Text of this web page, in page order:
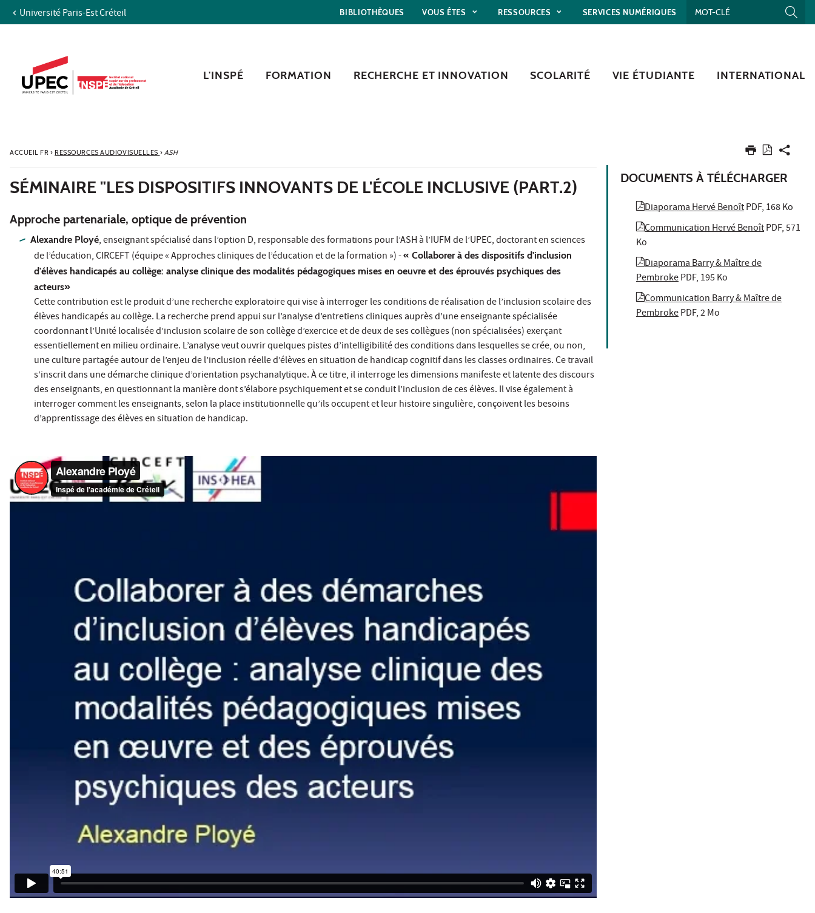
Aller au contenu
Recherche
Université Paris-Est Créteil BIBLIOTHÈQUES VOUS ÊTES RESSOURCES SERVICES NUMÉRIQUES
L'INSPÉ FORMATION RECHERCHE ET INNOVATION SCOLARITÉ VIE ÉTUDIANTE INTERNATIONAL
ACCUEIL FR› RESSOURCES AUDIOVISUELLES › ASH
SÉMINAIRE "LES DISPOSITIFS INNOVANTS DE L'ÉCOLE INCLUSIVE (PART.2)
Approche partenariale, optique de prévention
Alexandre Ployé, enseignant spécialisé dans l’option D, responsable des formations pour l’ASH à l’IUFM de l’UPEC, doctorant en sciences
de l’éducation, CIRCEFT (équipe « Approches cliniques de l’éducation et de la formation ») -« Collaborer à des dispositifs d'inclusion
d'élèves handicapés au collège: analyse clinique des modalités pédagogiques mises en oeuvre et des éprouvés psychiques des
acteurs»
Cette contribution est le produit d’une recherche exploratoire qui vise à interroger les conditions de réalisation de l’inclusion scolaire des
élèves handicapés au collège. La recherche prend appui sur l’analyse d’entretiens cliniques auprès d’une enseignante spécialisée
coordonnant l’Unité localisée d’inclusion scolaire de son collège d’exercice et de deux de ses collègues (non spécialisées) exerçant
essentiellement en milieu ordinaire. L’analyse veut ouvrir quelques pistes d’intelligibilité des conditions dans lesquelles se crée, ou non,
une culture partagée autour de l’enjeu de l’inclusion réelle d’élèves en situation de handicap cognitif dans les classes ordinaires. Ce travail
s’inscrit dans une démarche clinique d’orientation psychanalytique. À ce titre, il interroge les dimensions manifeste et latente des discours
des enseignants, en questionnant la manière dont s’élabore psychiquement et se conduit l’inclusion de ces élèves. Il vise également à
interroger comment les enseignants, selon la place institutionnelle qu’ils occupent et leur histoire singulière, conçoivent les besoins
d’apprentissage des élèves en situation de handicap.
DOCUMENTS À TÉLÉCHARGER
Diaporama Hervé BenoîtPDF, 168 Ko
Communication Hervé BenoîtPDF, 571
Ko
Diaporama Barry & Maître de
PembrokePDF, 195 Ko
Communication Barry & Maître de
PembrokePDF, 2 Mo